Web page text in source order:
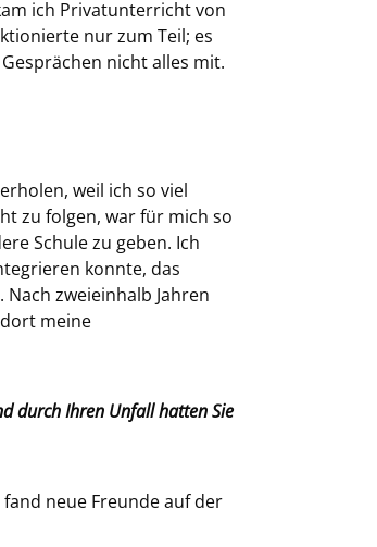
ich Privatunterricht von
nur zum Teil; es
nicht alles mit.
weil ich so viel
zu folgen, war für mich so
Schule zu geben. Ich
konnte, das
zweieinhalb Jahren
meine
durch Ihren Unfall hatten Sie
neue Freunde auf der